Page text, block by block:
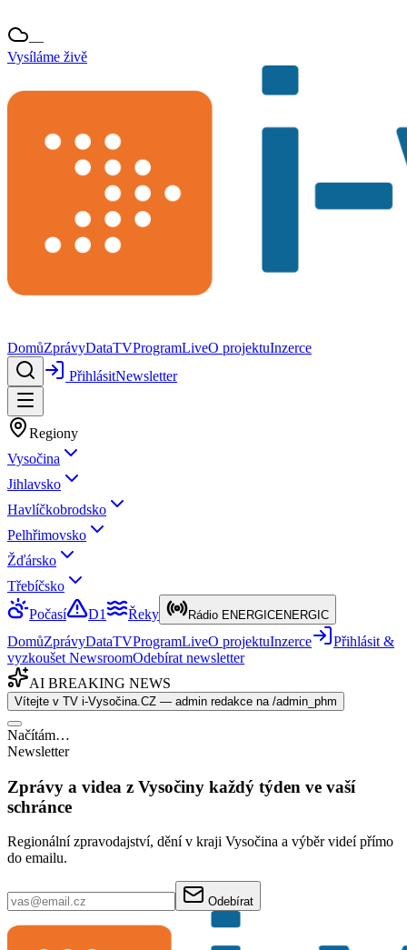
—
Vysíláme živě
DomůZprávyDataTVProgramLiveO projektuInzerce
PřihlásitNewsletter
Regiony
Vysočina
Jihlavsko
Havlíčkobrodsko
Pelhřimovsko
Žďársko
Třebíčsko
Počasí
D1 Řeky Rádio ENERGICENERGIC
DomůZprávyDataTVProgramLiveO projektuInzerce
Přihlásit &
vyzkoušet NewsroomOdebírat newsletter
AI BREAKING NEWS
Vítejte v TV i-Vysočina.CZ — admin redakce na /admin_phm
Načítám…
Newsletter
Zprávy a videa z Vysočiny každý týden ve vaší
schránce
Regionální zpravodajství, dění v kraji Vysočina a výběr videí přímo
do emailu.
Odebírat